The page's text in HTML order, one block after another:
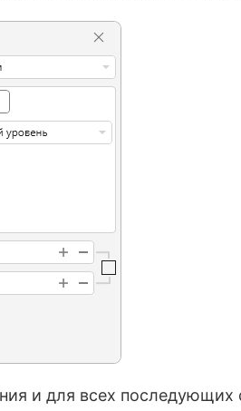
и для всех